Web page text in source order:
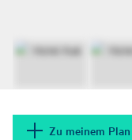
Zu meinem